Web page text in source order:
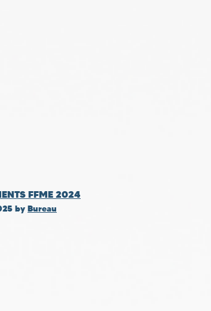
FFME 2024
by Bureau